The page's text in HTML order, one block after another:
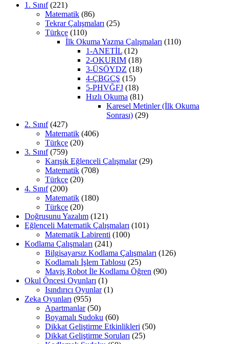
1. Sınıf(221)
Matematik (86)
Tekrar Çalışmaları (25)
Türkçe (110)
İlk Okuma Yazma Çalışmaları (110)
1-ANETİL (12)
2-OKURIM (18)
3-ÜSÖYDZ (18)
4-ÇBGCŞ (15)
5-PHVĞFJ (18)
Hızlı Okuma (81)
Karesel Metinler (İlk Okuma
Sonrası) (29)
2. Sınıf(427)
Matematik (406)
Türkçe (20)
3. Sınıf(759)
Karışık Eğlenceli Çalışmalar(29)
Matematik (708)
Türkçe (20)
4. Sınıf(200)
Matematik (180)
Türkçe (20)
Doğrusunu Yazalım (121)
Eğlenceli Matematik Çalışmaları (101)
Matematik Labirenti (100)
Kodlama Çalışmaları (241)
Bilgisayarsız Kodlama Çalışmaları (126)
Kodlamalı İşlem Tablosu (25)
Maviş Robot İle Kodlama Öğren (90)
Okul Öncesi Oyunları (1)
Isındırıcı Oyunlar(1)
Zeka Oyunları (955)
Apartmanlar(50)
Boyamalı Sudoku (60)
Dikkat Geliştirme Etkinlikleri (50)
Dikkat Geliştirme Soruları (25)